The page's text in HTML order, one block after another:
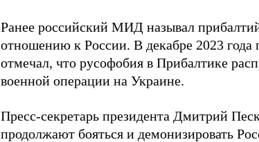
Ранее российский МИД называл
отношению к России. В декабре 2023
отмечал, что русофобия в Прибалтике
военной операции на Украине.
Пресс-секретарь президента Дмитрий
продолжают бояться и демонизировать